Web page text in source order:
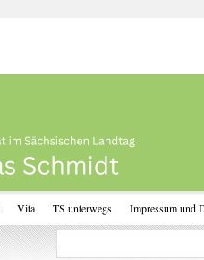
Vita TS unterwegs Impressum und